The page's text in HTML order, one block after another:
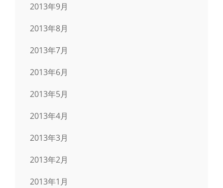
2013年9月
2013年8月
2013年7月
2013年6月
2013年5月
2013年4月
2013年3月
2013年2月
2013年1月